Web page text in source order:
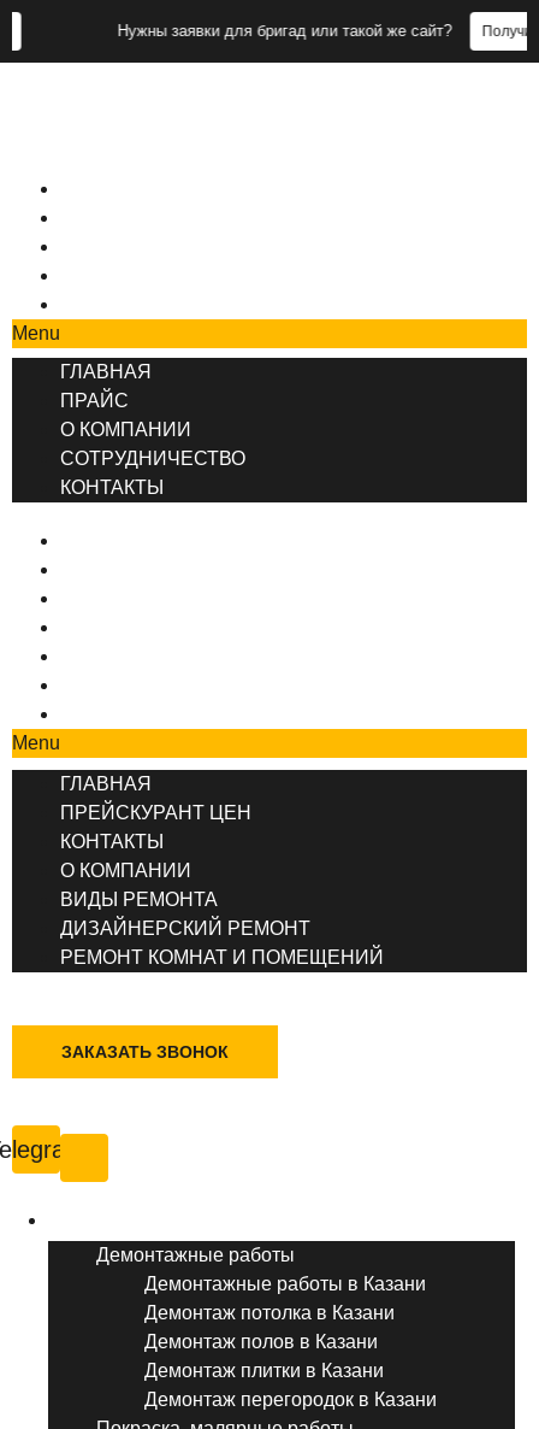
Нужны заявки для бригад или такой же сайт? Получить заявки
Menu
ГЛАВНАЯ
ПРАЙС
О КОМПАНИИ
СОТРУДНИЧЕСТВО
КОНТАКТЫ
Menu
ГЛАВНАЯ
ПРЕЙСКУРАНТ ЦЕН
КОНТАКТЫ
О КОМПАНИИ
ВИДЫ РЕМОНТА
ДИЗАЙНЕРСКИЙ РЕМОНТ
РЕМОНТ КОМНАТ И ПОМЕЩЕНИЙ
ЗАКАЗАТЬ ЗВОНОК
Демонтажные работы
Демонтажные работы в Казани
Демонтаж потолка в Казани
Демонтаж полов в Казани
Демонтаж плитки в Казани
Демонтаж перегородок в Казани